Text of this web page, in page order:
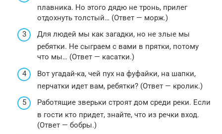
плавника. Но этого дядю не тронь, прилег
отдохнуть толстый… (Ответ — морж.)
Для людей мы как загадки, но не злые мы
ребятки. Не сыграем с вами в прятки, потому
что мы… (Ответ — касатки.)
Вот угадай-ка, чей пух на фуфайки, на шапки,
перчатки идет вам, ребятки? (Ответ — кролик.)
Работящие зверьки строят дом среди реки. Если
в гости кто придет, знайте, что из речки вход.
(Ответ — бобры.)